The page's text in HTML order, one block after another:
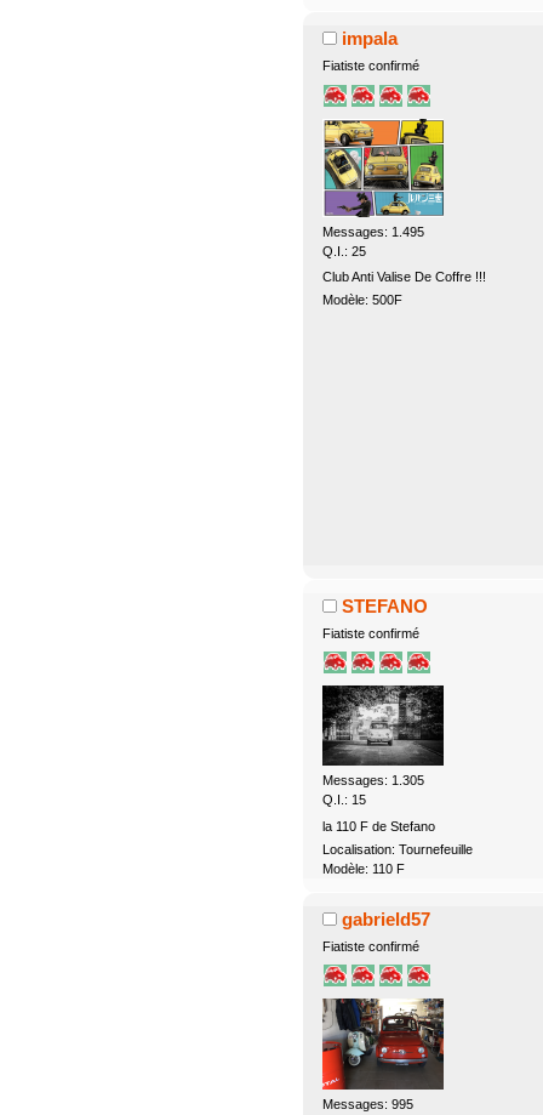
impala
Fiatiste confirmé
Messages: 1.495
Q.I.: 25
Club Anti Valise De Coffre !!!
Modèle: 500F
STEFANO
Fiatiste confirmé
Messages: 1.305
Q.I.: 15
la 110 F de Stefano
Localisation: Tournefeuille
Modèle: 110 F
gabrield57
Fiatiste confirmé
Messages: 995